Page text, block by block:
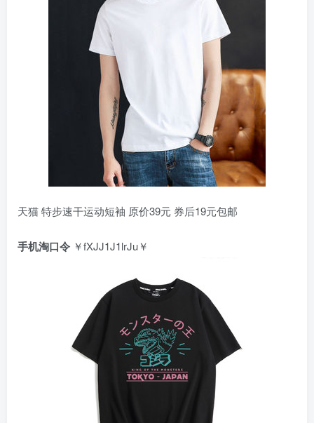
天猫 特步速干运动短袖 原价39元 券后19元包邮
手机淘口令 ￥fXJJ1J1lrJu￥